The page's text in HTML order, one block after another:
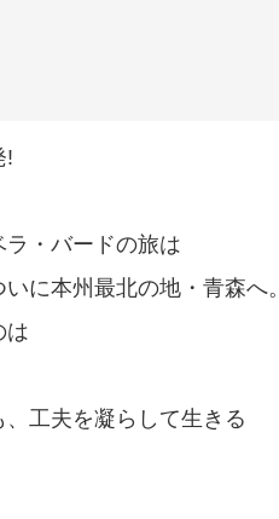
!
・バードの旅は
に本州最北の地・青森へ。
は
工夫を凝らして生きる